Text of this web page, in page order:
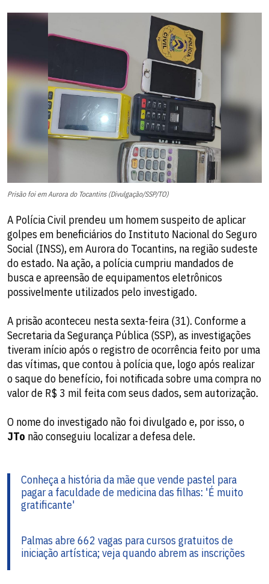
Prisão foi em Aurora do Tocantins (Divulgação/SSP/TO)
A Polícia Civil prendeu um homem suspeito de aplicar
golpes em beneficiários do Instituto Nacional do Seguro
Social (INSS), em Aurora do Tocantins, na região sudeste
do estado. Na ação, a polícia cumpriu mandados de
busca e apreensão de equipamentos eletrônicos
possivelmente utilizados pelo investigado.
A prisão aconteceu nesta sexta-feira (31). Conforme a
Secretaria da Segurança Pública (SSP), as investigações
tiveram início após o registro de ocorrência feito por uma
das vítimas, que contou à polícia que, logo após realizar
o saque do benefício, foi notificada sobre uma compra no
valor de R$ 3 mil feita com seus dados, sem autorização.
O nome do investigado não foi divulgado e, por isso, o
JTo não conseguiu localizar a defesa dele.
Conheça a história da mãe que vende pastel para
pagar a faculdade de medicina das filhas: 'É muito
gratificante'
Palmas abre 662 vagas para cursos gratuitos de
iniciação artística; veja quando abrem as inscrições